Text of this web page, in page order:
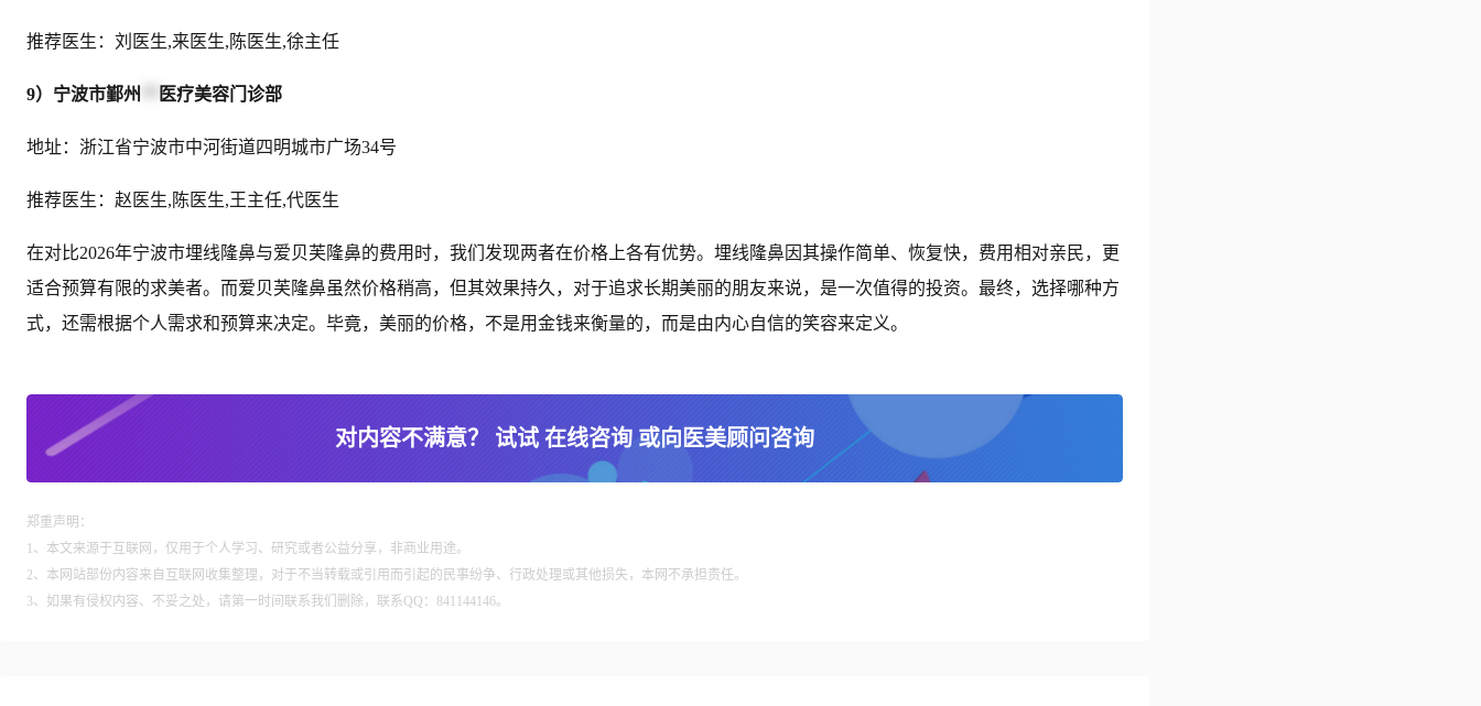
推荐医生：刘医生,来医生,陈医生,徐主任
9）宁波市鄞州 医疗美容门诊部
地址：浙江省宁波市中河街道四明城市广场34号
推荐医生：赵医生,陈医生,王主任,代医生
在对比2026年宁波市埋线隆鼻与爱贝芙隆鼻的费用时，我们发现两者在价格上各有优势。埋线隆鼻因其操作简单、恢复快，费用相对亲民，更
适合预算有限的求美者。而爱贝芙隆鼻虽然价格稍高，但其效果持久，对于追求长期美丽的朋友来说，是一次值得的投资。最终，选择哪种方
式，还需根据个人需求和预算来决定。毕竟，美丽的价格，不是用金钱来衡量的，而是由内心自信的笑容来定义。
对内容不满意？ 试试 在线咨询 或向医美顾问咨询
郑重声明：
1、本文来源于互联网，仅用于个人学习、研究或者公益分享，非商业用途。
2、本网站部份内容来自互联网收集整理，对于不当转载或引用而引起的民事纷争、行政处理或其他损失，本网不承担责任。
3、如果有侵权内容、不妥之处，请第一时间联系我们删除，联系QQ：841144146。